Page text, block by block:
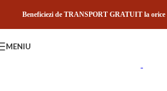
Skip to navigation Skip to main content
Beneficiezi de TRANSPORT GRATUIT la orice
MENIU